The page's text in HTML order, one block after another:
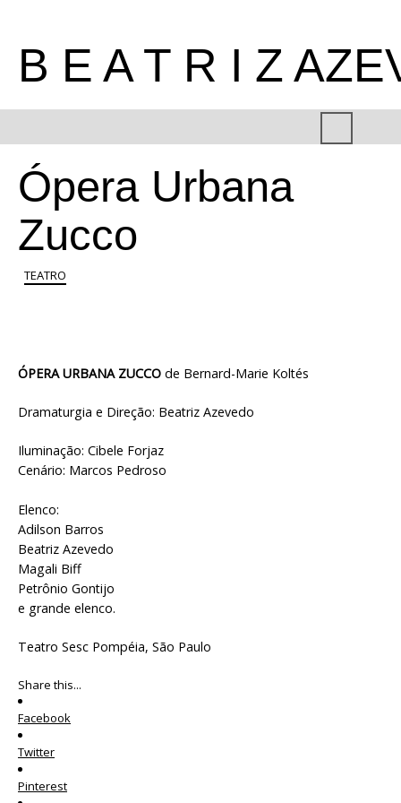
B E A T R I Z
Ópera Urbana
Zucco
TEATRO
ÓPERA URBANA ZUCCO de Bernard-Marie Koltés
Dramaturgia e Direção: Beatriz Azevedo
Iluminação: Cibele Forjaz
Cenário: Marcos Pedroso
Elenco:
Adilson Barros
Beatriz Azevedo
Magali Biff
Petrônio Gontijo
e grande elenco.
Teatro Sesc Pompéia, São Paulo
Share this...
Facebook
Twitter
Pinterest